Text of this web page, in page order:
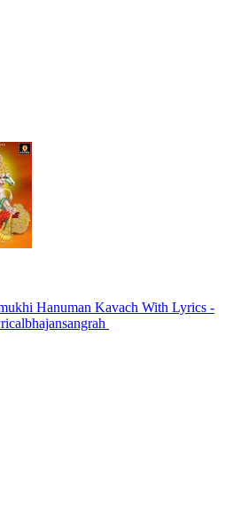
Hanuman Kavach With Lyrics -